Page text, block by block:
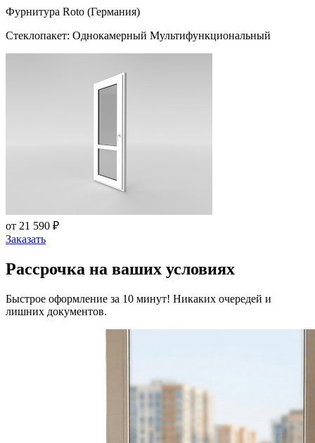
Фурнитура Roto (Германия)
Стеклопакет: Однокамерный Мультифункциональный
от 21 590 ₽
Заказать
Рассрочка на ваших условиях
Быстрое оформление за 10 минут! Никаких очередей и
лишних документов.